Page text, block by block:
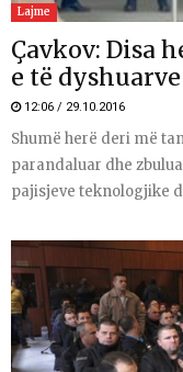
Lajme
Çavkov: Disa
e të dyshuarve
12:06 / 29.10.2016
Shumë herë deri më
parandaluar dhe
pajisjeve teknologjike